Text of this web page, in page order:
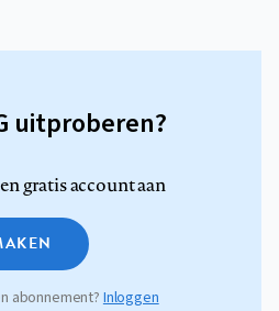
uitproberen?
gratis account aan
abonnement?Inloggen